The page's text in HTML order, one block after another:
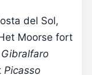
del Sol,
Moorse fort
Gibralfaro
Picasso